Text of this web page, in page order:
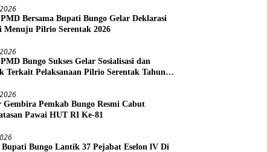
Bersama Bupati Bungo Gelar Deklarasi
Menuju Pilrio Serentak 2026
Bungo Sukses Gelar Sosialisasi dan
Terkait Pelaksanaan Pilrio Serentak Tahun
Gembira Pemkab Bungo Resmi Cabut
Pawai HUT RI Ke-81
Bungo Lantik 37 Pejabat Eselon lV Di